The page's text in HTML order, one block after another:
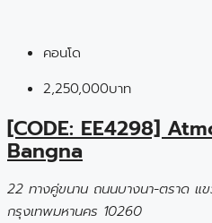
คอนโด
2,250,000บาท
[CODE: EE4298]
Bangna
22 ทางคู่ขนาน ถนนบางนา-ตราด แข
กรุงเทพมหานคร 10260